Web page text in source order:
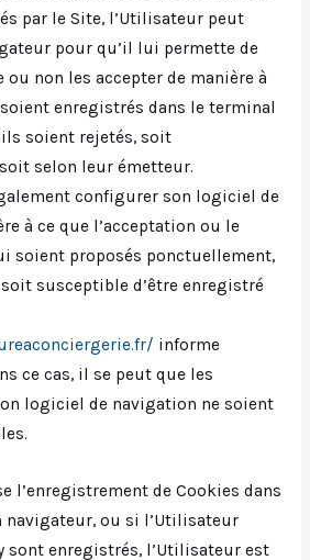
par le Site, l’Utilisateur peut
pour qu’il lui permette de
ou non les accepter de manière à
enregistrés dans le terminal
soient rejetés, soit
selon leur émetteur.
configurer son logiciel de
à ce que l’acceptation ou le
soient proposés ponctuellement,
susceptible d’être enregistré
informe
ce cas, il se peut que les
logiciel de navigation ne soient
l’enregistrement de Cookies dans
ou si l’Utilisateur
sont enregistrés, l’Utilisateur est